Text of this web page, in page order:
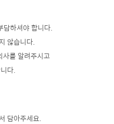
담하셔야 합니다.
않습니다.
를 알려주시고
다.
담아주세요.